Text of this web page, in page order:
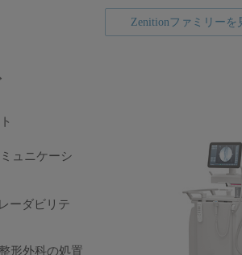
Zenitionファミリーを
ュニケーシ
ーダビリテ
形外科の処置